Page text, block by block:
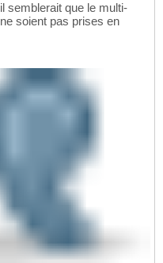
semblerait que le multi-
soient pas prises en